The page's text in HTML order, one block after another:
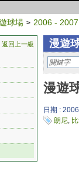
球場 > 2006 - 2007
返回上一級 漫遊
漫遊
日期 :
朗尼,